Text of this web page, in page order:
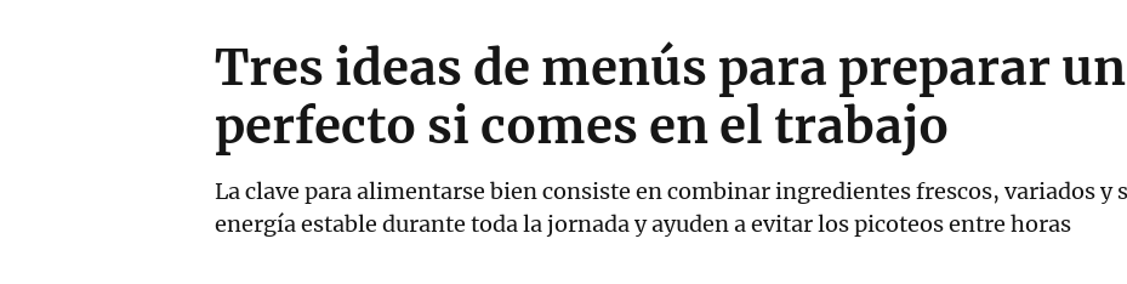
Tres ideas de menús para preparar
perfecto si comes en el trabajo
La clave para alimentarse bien consiste en combinar ingredientes frescos, variados y
energía estable durante toda la jornada y ayuden a evitar los picoteos entre horas